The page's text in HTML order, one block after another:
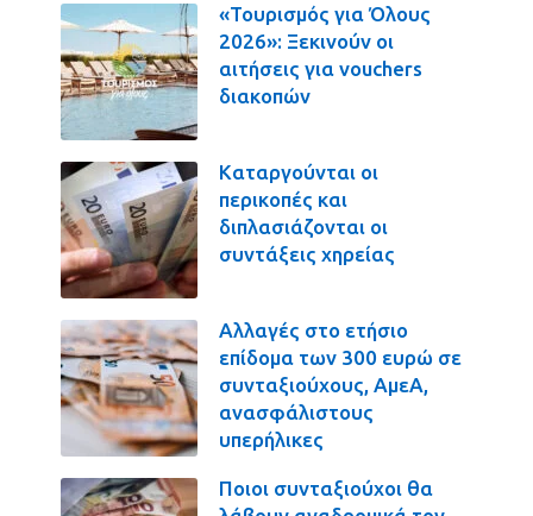
«Τουρισμός για Όλους
2026»: Ξεκινούν οι
αιτήσεις για vouchers
διακοπών
Καταργούνται οι
περικοπές και
διπλασιάζονται οι
συντάξεις χηρείας
Αλλαγές στο ετήσιο
επίδομα των 300 ευρώ σε
συνταξιούχους, ΑμεΑ,
ανασφάλιστους
υπερήλικες
Ποιοι συνταξιούχοι θα